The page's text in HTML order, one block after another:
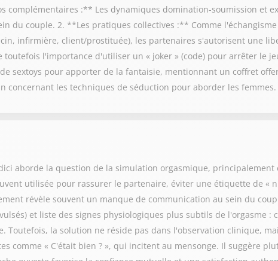
complémentaires :** Les dynamiques domination-soumission et
du couple. 2. **Les pratiques collectives :** Comme
infirmière, client/prostituée), les partenaires s'autorisent une
l'importance d'utiliser un « joker » (code) pour arrêter le
sextoys pour apporter de la fantaisie, mentionnant un coffret
concernant les techniques de séduction pour aborder les femmes.
aborde la question de la simulation orgasmique, principalement
utilisée pour rassurer le partenaire, éviter une étiquette de «
révèle souvent un manque de communication au sein du
et liste des signes physiologiques plus subtils de l'orgasme :
Toutefois, la solution ne réside pas dans l'observation clinique,
comme « C'était bien ? », qui incitent au mensonge. Il suggère